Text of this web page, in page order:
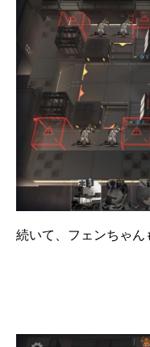
続いて、フェンちゃん